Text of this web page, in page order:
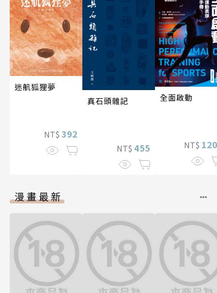
迷航狐狸夢
NT$ 392
真石頭雜記
NT$ 455
全面啟動
NT$
漫畫最新